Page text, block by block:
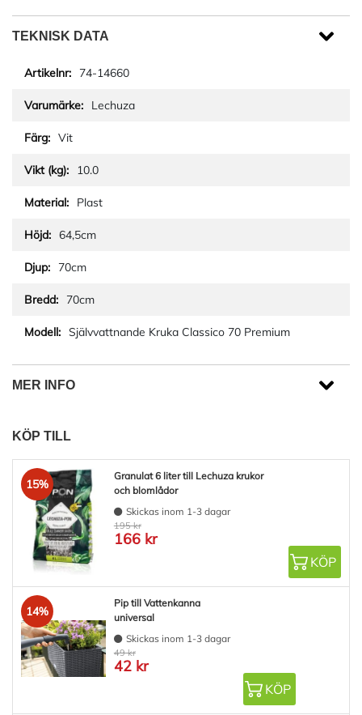
TEKNISK DATA
74-14660
Lechuza
Vit
10.0
Plast
64,5cm
70cm
70cm
Självvattnande Kruka Classico 70 Premium
MER INFO
KÖP TILL
15%
Granulat 6 liter till Lechuza krukor
och blomlådor
Skickas inom 1-3 dagar
195 kr
166 kr
KÖP
14%
Pip till Vattenkanna
universal
Skickas inom 1-3 dagar
49 kr
42 kr
KÖP